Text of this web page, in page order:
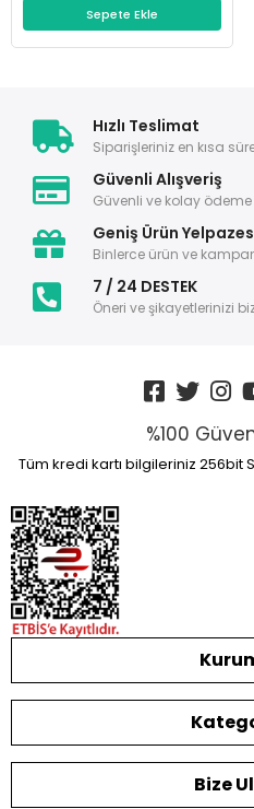
Sepete Ekle
Hızlı Teslimat
Siparişleriniz en kısa
Güvenli Alışveriş
Güvenli ve kolay
Geniş Ürün
Binlerce ürün ve
7 / 24 DESTEK
Öneri ve şikayetlerinizi
%100
Tüm kredi kartı bilgileriniz 256bit
Bize